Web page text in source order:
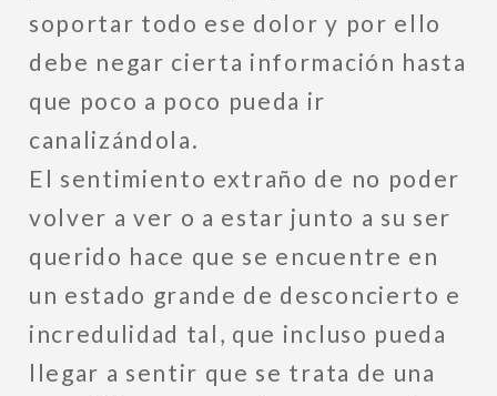
soportar todo ese dolor y por ello
debe negar cierta información hasta
que poco a poco pueda ir
canalizándola.
El sentimiento extraño de no poder
volver a ver o a estar junto a su ser
querido hace que se encuentre en
un estado grande de desconcierto e
incredulidad tal, que incluso pueda
llegar a sentir que se trata de una